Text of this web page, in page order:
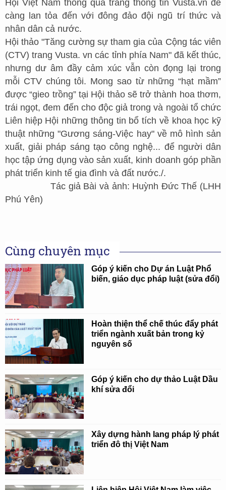
Hội Việt Nam thông qua trang thông tin Vusta.vn để
càng lan tỏa đến với đông đảo đội ngũ trí thức và
nhân dân cả nước.
Hội thảo "Tăng cường sự tham gia của Cộng tác viên
(CTV) trang Vusta. vn các tỉnh phía Nam" đã kết thúc,
nhưng dư âm đầy cảm xúc vẫn còn đọng lại trong
mỗi CTV chúng tôi. Mong sao từ những “hạt mầm”
được “gieo trồng” tại Hội thảo sẽ trở thành hoa thơm,
trái ngọt, đem đến cho độc giả trong và ngoài tổ chức
Liên hiệp Hội những thông tin bổ tích về khoa học kỹ
thuật những "Gương sáng-Việc hay" về mô hình sản
xuất, giải pháp sáng tạo công nghệ... để người dân
học tập ứng dụng vào sản xuất, kinh doanh góp phần
phát triển kinh tế gia đình và đất nước./.
Tác giả Bài và ảnh: Huỳnh Đức Thế (LHH
Phú Yên)
Cùng chuyên mục
Góp ý kiến cho Dự án Luật Phổ
biến, giáo dục pháp luật (sửa đổi)
Hoàn thiện thể chế thúc đẩy phát
triển ngành xuất bản trong kỷ
nguyên số
Góp ý kiến cho dự thảo Luật Dầu
khí sửa đổi
Xây dựng hành lang pháp lý phát
triển đô thị Việt Nam